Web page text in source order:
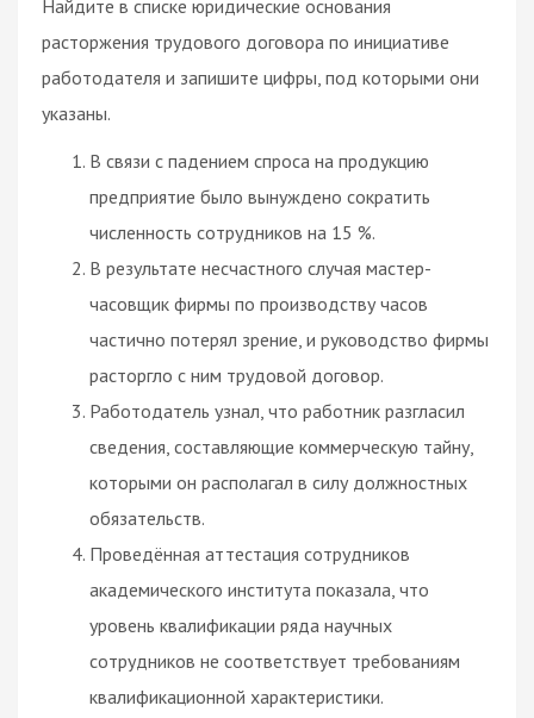
Найдите в списке юридические основания
расторжения трудового договора по инициативе
работодателя и запишите цифры, под которыми они
указаны.
В связи с падением спроса на продукцию
предприятие было вынуждено сократить
численность сотрудников на 15 %.
В результате несчастного случая мастер-
часовщик фирмы по производству часов
частично потерял зрение, и руководство фирмы
расторгло с ним трудовой договор.
Работодатель узнал, что работник разгласил
сведения, составляющие коммерческую тайну,
которыми он располагал в силу должностных
обязательств.
Проведённая аттестация сотрудников
академического института показала, что
уровень квалификации ряда научных
сотрудников не соответствует требованиям
квалификационной характеристики.